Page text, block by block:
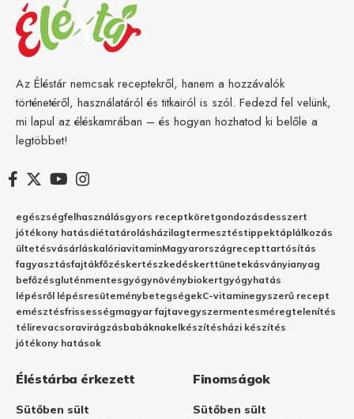
Az Éléstár nemcsak receptekről, hanem a hozzávalók
történetéről, használatáról és titkairól is szól. Fedezd fel velünk,
mi lapul az éléskamrában – és hogyan hozhatod ki belőle a
legtöbbet!
egészségfelhasználásgyors receptköretgondozásdesszert
jótékony hatásdiétatárolásházilagtermesztéstippektáplálkozás
ültetésvásárláskalóriavitaminMagyarországrecepttartósítás
fagyasztásfajtákfőzéskertészkedéskerttünetekásványianyag
befőzésgluténmentesgyógynövénybiokertgyógyhatás
lépésről lépésresüteménybetegségekC-vitaminegyszerű recept
emésztésfrissességmagyar fajtavegyszermentesméregtelenítés
télirevacsoravirágzásbabáknakelkészítésházi készítés
jótékony hatások
Éléstárba érkezett
Sütőben sült
Finomságok
Sütőben sült